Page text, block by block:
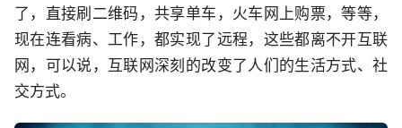
了，直接刷二维码，共享单车，火车网上购票，等等，
现在连看病、工作，都实现了远程，这些都离不开互联
网，可以说，互联网深刻的改变了人们的生活方式、社
交方式。